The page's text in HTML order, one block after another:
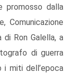
promosso dalla
Comunicazione
Ron Galella, a
di guerra
i miti dell’epoca